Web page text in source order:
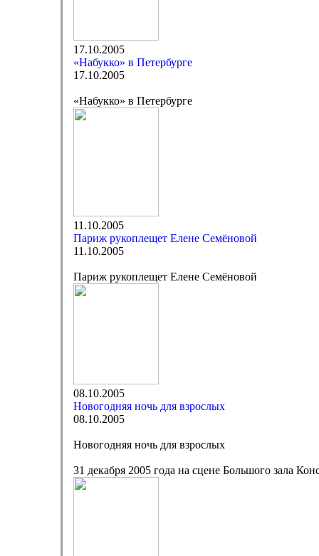
17.10.2005
«Набукко» в Петербурге
17.10.2005
«Набукко» в Петербурге
11.10.2005
Париж рукоплещет Елене Семёновой
11.10.2005
Париж рукоплещет Елене Семёновой
08.10.2005
Новогодняя ночь для взрослых
08.10.2005
Новогодняя ночь для взрослых
31 декабря 2005 года на сцене Большого зала